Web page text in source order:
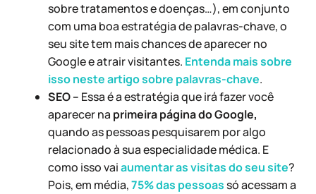
sobre tratamentos e doenças…), em conjunto
com uma boa estratégia de palavras-chave, o
seu site tem mais chances de aparecer no
Google e atrair visitantes. Entenda mais sobre
isso neste artigo sobre palavras-chave.
SEO – Essa é a estratégia que irá fazer você
aparecer na primeira página do Google,
quando as pessoas pesquisarem por algo
relacionado à sua especialidade médica. E
como isso vaiaumentar as visitas do seu site?
Pois, em média,75% das pessoassó acessam a